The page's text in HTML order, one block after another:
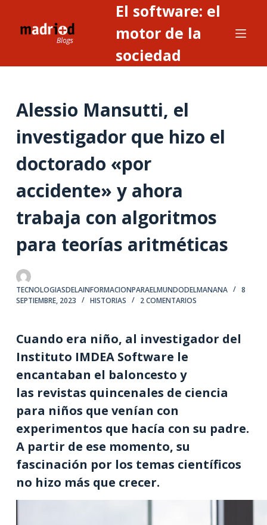
n
e
n
El software: el
motor de la
sociedad
Alessio Mansutti, el
investigador que hizo el
doctorado «por
accidente» y ahora
trabaja con algoritmos
para teorías aritméticas
TECNOLOGIASDELAINFORMACIONPARAELMUNDODELMANANA
8
SEPTIEMBRE, 2023
HISTORIAS 2 COMENTARIOS
Cuando era niño, al investigador del
Instituto IMDEA Software le
encantaban el baloncesto y
las revistas quincenales de ciencia
para niños que venían con
experimentos que hacía con su padre.
A partir de ese momento, su
fascinación por los temas científicos
no hizo más que crecer.